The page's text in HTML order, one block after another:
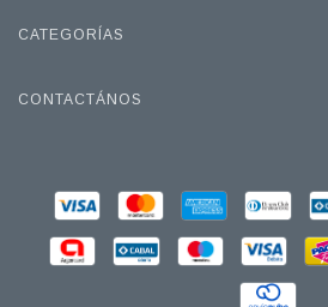
CATEGORÍAS
CONTACTÁNOS